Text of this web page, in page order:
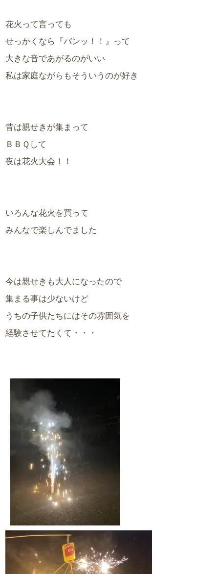
花火って言っても
せっかくなら『バンッ！！』って
大きな音であがるのがいい
私は家庭ながらもそういうのが好き
昔は親せきが集まって
ＢＢＱして
夜は花火大会！！
いろんな花火を買って
みんなで楽しんでました
今は親せきも大人になったので
集まる事は少ないけど
うちの子供たちにはその雰囲気を
経験させてたくて・・・